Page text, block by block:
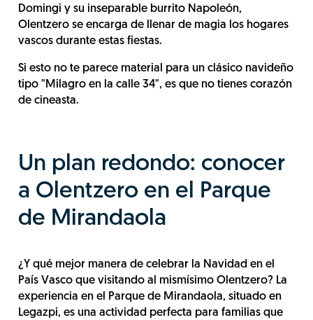
Domingi y su inseparable burrito Napoleón,
Olentzero se encarga de llenar de magia los hogares
vascos durante estas fiestas.
Si esto no te parece material para un clásico navideño
tipo "Milagro en la calle 34", es que no tienes corazón
de cineasta.
Un plan redondo: conocer
a Olentzero en el Parque
de Mirandaola
¿Y qué mejor manera de celebrar la Navidad en el
País Vasco que visitando al mismísimo Olentzero? La
experiencia en el Parque de Mirandaola, situado en
Legazpi, es una actividad perfecta para familias que